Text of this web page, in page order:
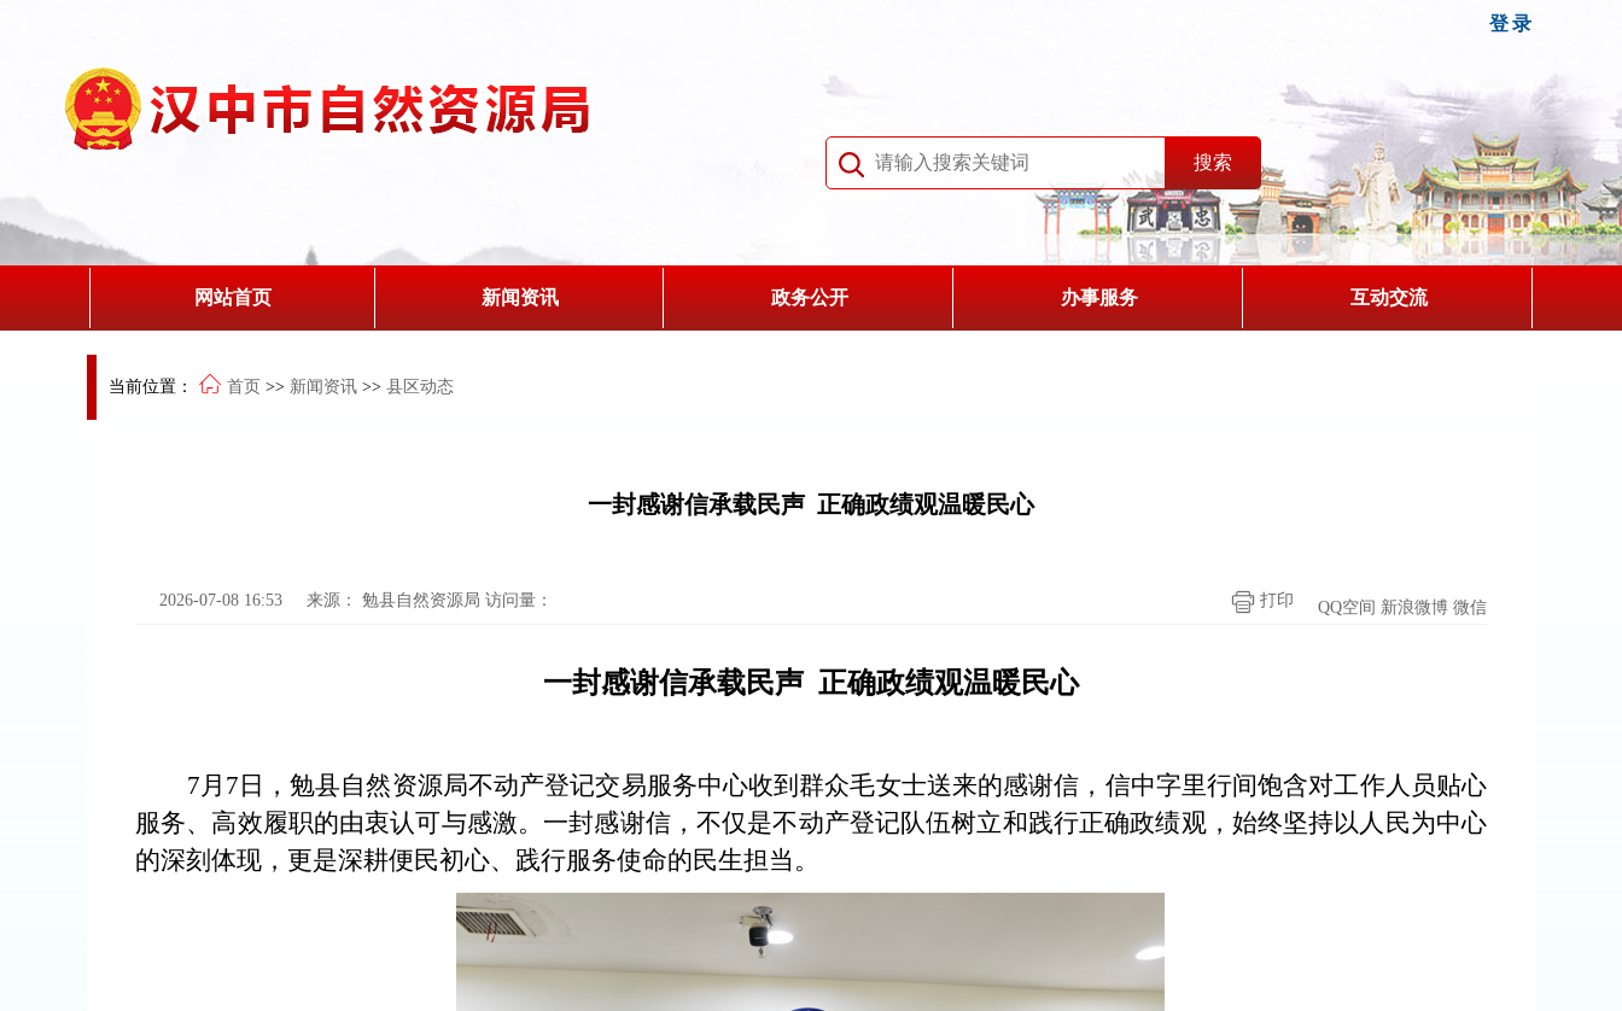
登录
网站首页 新闻资讯 政务公开 办事服务 互动交流
当前位置： 首页 >> 新闻资讯 >> 县区动态
一封感谢信承载民声 正确政绩观温暖民心
2026-07-08 16:53 来源： 勉县自然资源局 访问量： 打印 QQ空间 新浪微博 微信
一封感谢信承载民声 正确政绩观温暖民心
7月7日，勉县自然资源局不动产登记交易服务中心收到群众毛女士送来的感谢信，信中字里行间饱含对工作人员贴心
服务、高效履职的由衷认可与感激。一封感谢信，不仅是不动产登记队伍树立和践行正确政绩观，始终坚持以人民为中心
的深刻体现，更是深耕便民初心、践行服务使命的民生担当。